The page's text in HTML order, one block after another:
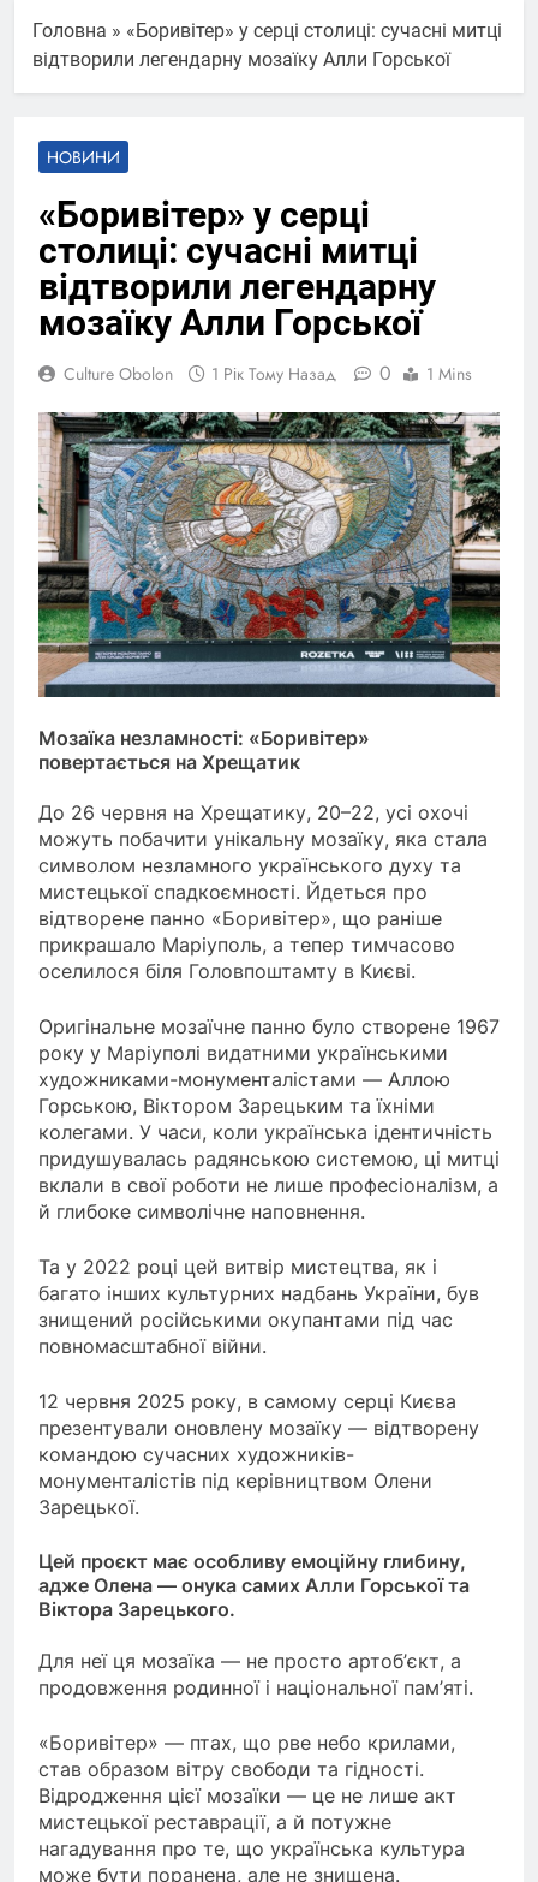
Головна » «Боривітер» у серці столиці: сучасні митці
відтворили легендарну мозаїку Алли Горської
НОВИНИ
«Боривітер» у серці
столиці: сучасні митці
відтворили легендарну
мозаїку Алли Горської
Culture Obolon 1 Рік Тому Назад 0 1 Mins
Мозаїка незламності: «Боривітер»
повертається на Хрещатик
До 26 червня на Хрещатику, 20–22, усі охочі
можуть побачити унікальну мозаїку, яка стала
символом незламного українського духу та
мистецької спадкоємності. Йдеться про
відтворене панно «Боривітер», що раніше
прикрашало Маріуполь, а тепер тимчасово
оселилося біля Головпоштамту в Києві.
Оригінальне мозаїчне панно було створене 1967
року у Маріуполі видатними українськими
художниками-монументалістами — Аллою
Горською, Віктором Зарецьким та їхніми
колегами. У часи, коли українська ідентичність
придушувалась радянською системою, ці митці
вклали в свої роботи не лише професіоналізм, а
й глибоке символічне наповнення.
Та у 2022 році цей витвір мистецтва, як і
багато інших культурних надбань України, був
знищений російськими окупантами під час
повномасштабної війни.
12 червня 2025 року, в самому серці Києва
презентували оновлену мозаїку — відтворену
командою сучасних художників-
монументалістів під керівництвом Олени
Зарецької.
Цей проєкт має особливу емоційну глибину,
адже Олена — онука самих Алли Горської та
Віктора Зарецького.
Для неї ця мозаїка — не просто артоб’єкт, а
продовження родинної і національної пам’яті.
«Боривітер» — птах, що рве небо крилами,
став образом вітру свободи та гідності.
Відродження цієї мозаїки — це не лише акт
мистецької реставрації, а й потужне
нагадування про те, що українська культура
може бути поранена, але не знищена.